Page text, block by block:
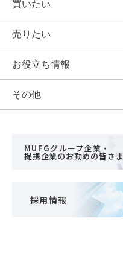
買いたい
売りたい
お役立ち情報
その他
MUFGグループ企業・
提携企業のお勤めの皆さま
採用情報